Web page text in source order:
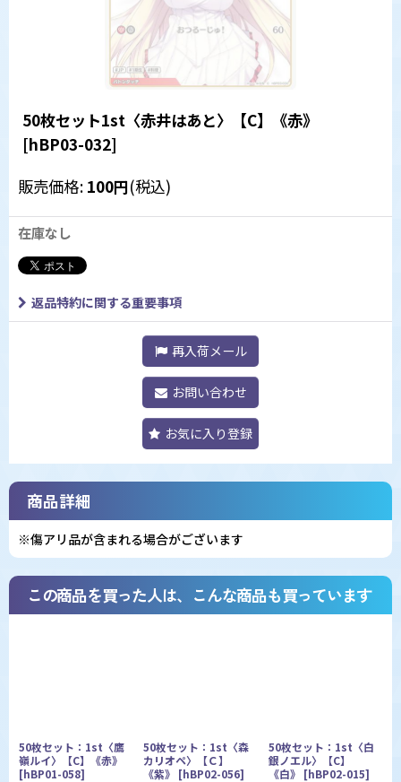
50枚セット1st〈赤井はあと〉【C】《赤》
[hBP03-032]
販売価格: 100円(税込)
在庫なし
返品特約に関する重要事項
再入荷メール
お問い合わせ
お気に入り登録
商品詳細
※傷アリ品が含まれる場合がございます
この商品を買った人は、こんな商品も買っています
50枚セット：1st〈鷹
嶺ルイ〉【C】《赤》
[hBP01-058]
50枚セット：1st〈森
カリオペ〉【Ｃ】
《紫》 [hBP02-056]
50枚セット：1st〈白
銀ノエル〉【C】
《白》 [hBP02-015]